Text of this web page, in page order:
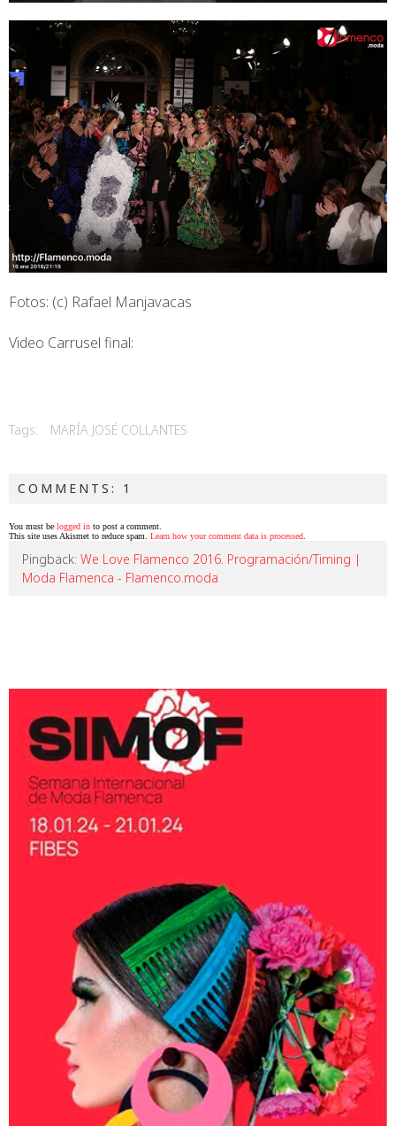
Fotos: (c) Rafael Manjavacas
Video Carrusel final:
Tags: MARÍA JOSÉ COLLANTES
COMMENTS: 1
You must be logged in to post a comment.
This site uses Akismet to reduce spam. Learn how your comment data is processed.
Pingback: We Love Flamenco 2016. Programación/Timing |
Moda Flamenca - Flamenco.moda